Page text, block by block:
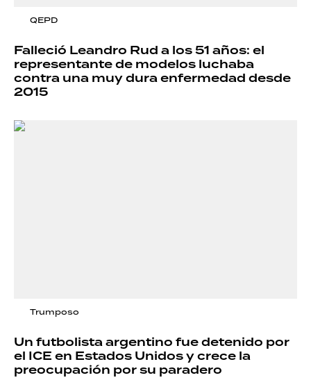
QEPD
Falleció Leandro Rud a los 51 años: el
representante de modelos luchaba
contra una muy dura enfermedad desde
2015
Trumposo
Un futbolista argentino fue detenido por
el ICE en Estados Unidos y crece la
preocupación por su paradero